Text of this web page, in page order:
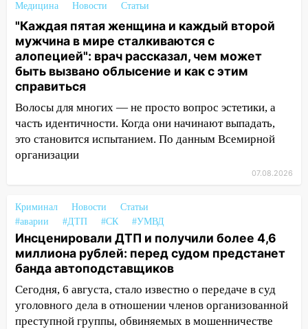
пассажира»
13:20 В Ульяновске за один день
обокрали женщину на пляже и
подростка в сквере
13:01 В Димитровграде мужчина
выбросил из машины страйкбольную
гранату: его задержали
12:34 На Ульяновскую область
надвигается сильнейшая непогода: град
12:31
Ульяновец хотел купить иномарку
из Европы и потерял 760 тысяч рублей
12:20 В Чердаклинском районе
столкнулись «Лада» и Chevrolet:
пострадал 14-летний подросток
12:00 Где есть бензин в Ульяновске 7
августа: список АЗС
Медицина Новости Статьи
"Каждая пятая женщина и каждый второй
мужчина в мире сталкиваются с
алопецией": врач рассказал, чем может
быть вызвано облысение и как с этим
справиться
Волосы для многих — не просто вопрос эстетики, а
часть идентичности. Когда они начинают выпадать,
это становится испытанием. По данным Всемирной
организации
07.08.2026
Криминал Новости
Статьи
#аварии
#ДТП #СК #УМВД
Инсценировали ДТП и получили более 4,6
миллиона рублей: перед судом предстанет
банда автоподставщиков
Сегодня, 6 августа, стало известно о передаче в суд
уголовного дела в отношении членов организованной
преступной группы, обвиняемых в мошенничестве